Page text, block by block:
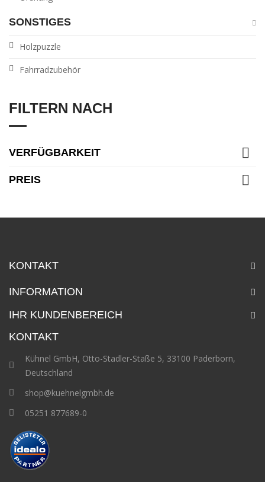
SONSTIGES
Holzpuzzle
Fahrradzubehör
FILTERN NACH
VERFÜGBARKEIT 
PREIS 
KONTAKT
INFORMATION
IHR KUNDENBEREICH
KONTAKT
Kühnel GmbH, Otto-Stadler-Staße 5, 33100 Paderborn,
Deutschland
shop@kuehnelgmbh.de
05251 877689-0